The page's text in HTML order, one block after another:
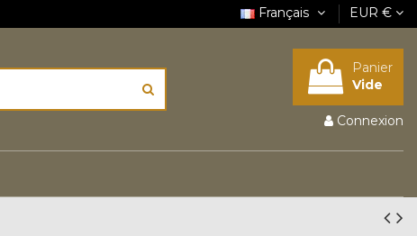
Français EUR €
Panier
Vide
Connexion